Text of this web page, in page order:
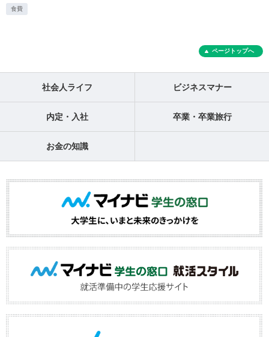
食費
ページトップへ
社会人ライフ ビジネスマナー
内定・入社 卒業・卒業旅行
お金の知識